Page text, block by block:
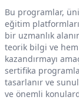
Bu programlar,
eğitim
bir uzmanlık
teorik bilgi ve
kazandırmayı
sertifika
tasarlanır ve
ve önemli